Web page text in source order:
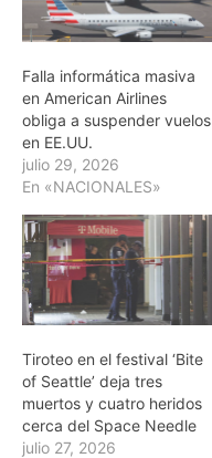
Falla informática masiva
en American Airlines
obliga a suspender vuelos
en EE.UU.
julio 29, 2026
En «NACIONALES»
Tiroteo en el festival ‘Bite
of Seattle’ deja tres
muertos y cuatro heridos
cerca del Space Needle
julio 27, 2026